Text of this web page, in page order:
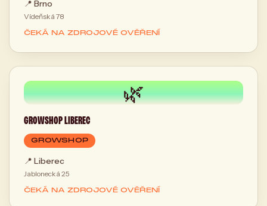
📍 Brno
Vídeňská 78
ČEKÁ NA ZDROJOVÉ OVĚŘENÍ
🌿
GROWSHOP LIBEREC
GROWSHOP
📍 Liberec
Jablonecká 25
ČEKÁ NA ZDROJOVÉ OVĚŘENÍ